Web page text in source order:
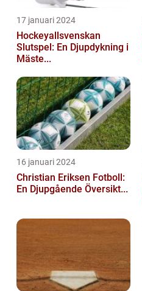
17 januari 2024
Hockeyallsvenskan
Slutspel: En Djupdykning i
Mäste...
16 januari 2024
Christian Eriksen Fotboll:
En Djupgående Översikt...